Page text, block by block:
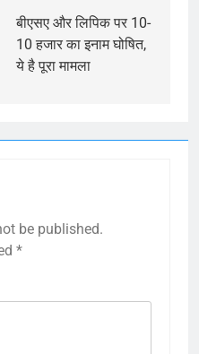
बीएसए और लिपिक पर 10-
10 हजार का इनाम घोषित,
ये है पूरा मामला
be published.
*